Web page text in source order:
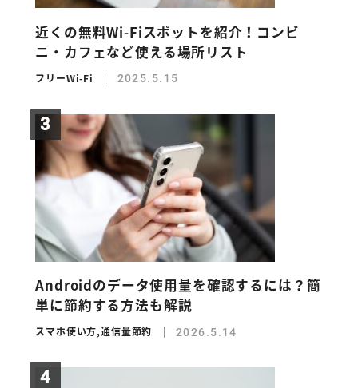
近くの無料Wi-Fiスポットを紹介！コンビ
ニ・カフェなど使える場所リスト
フリーWi-Fi 2025.5.15
Androidのデータ使用量を確認するには？簡
単に節約する方法も解説
スマホ使い方,通信量節約 2026.5.14